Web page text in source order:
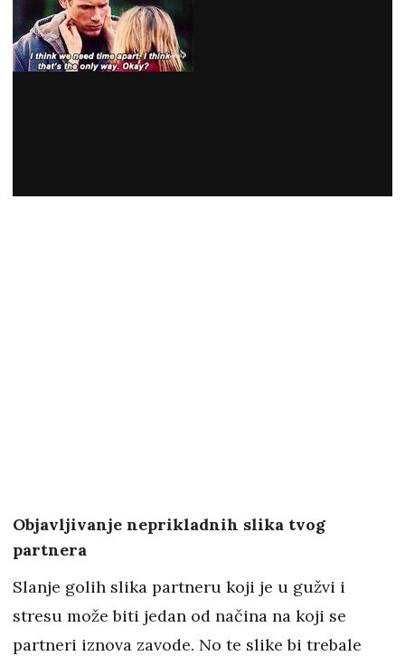
Objavljivanje neprikladnih slika tvog
partnera
Slanje golih slika partneru koji je u gužvi i
stresu može biti jedan od načina na koji se
partneri iznova zavode. No te slike bi trebale